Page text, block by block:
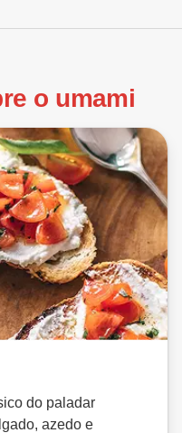
o umami
do paladar
azedo e